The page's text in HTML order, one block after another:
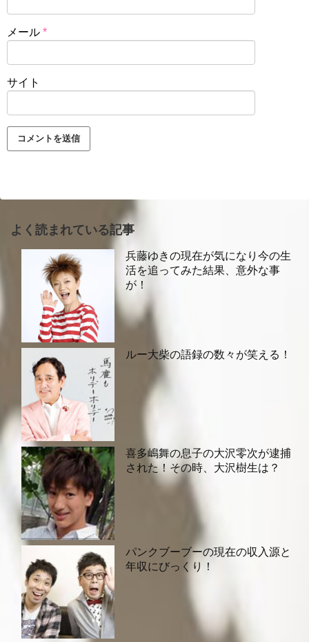
メール *
サイト
よく読まれている記事
兵藤ゆきの現在が気になり今の生
活を追ってみた結果、意外な事
が！
ルー大柴の語録の数々が笑える！
喜多嶋舞の息子の大沢零次が逮捕
された！その時、大沢樹生は？
パンクブーブーの現在の収入源と
年収にびっくり！